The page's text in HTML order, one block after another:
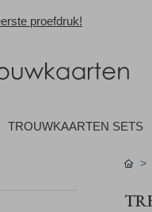
proefdruk!
TROUWKAARTEN SETS